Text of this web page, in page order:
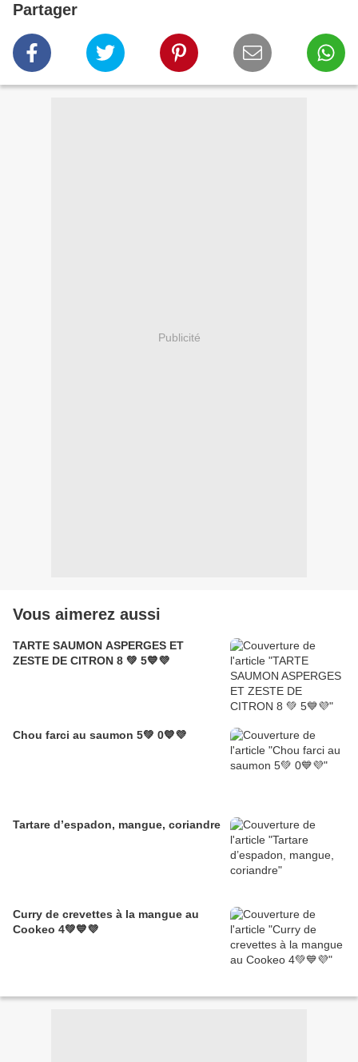
Partager
Publicité
Vous aimerez aussi
TARTE SAUMON ASPERGES ET
ZESTE DE CITRON 8 💚 5💙💜
Chou farci au saumon 5💚 0💙💜
Tartare d’espadon, mangue, coriandre
Curry de crevettes à la mangue au
Cookeo 4💚💙💜